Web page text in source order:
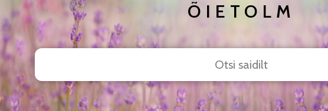
ÕIETOLM